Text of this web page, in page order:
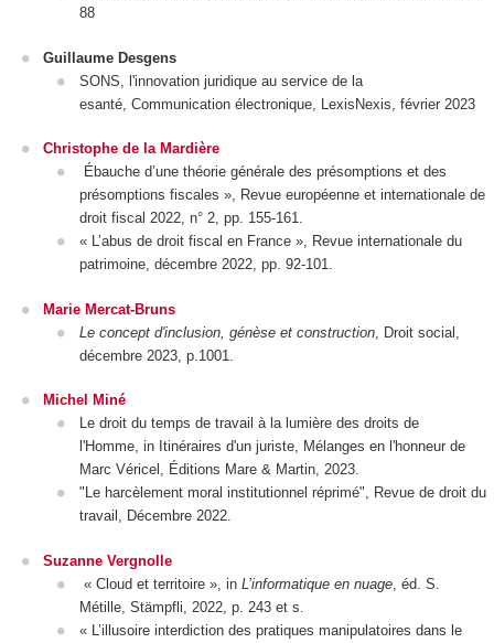
88
Guillaume Desgens
SONS, l'innovation juridique au service de la
esanté, Communication électronique, LexisNexis, février 2023
Christophe de la Mardière
Ébauche d’une théorie générale des présomptions et des
présomptions fiscales », Revue européenne et internationale de
droit fiscal 2022, n° 2, pp. 155-161.
« L’abus de droit fiscal en France », Revue internationale du
patrimoine, décembre 2022, pp. 92-101.
Marie Mercat-Bruns
Le concept d'inclusion, génèse et construction, Droit social,
décembre 2023, p.1001.
Michel Miné
Le droit du temps de travail à la lumière des droits de
l'Homme, in Itinéraires d'un juriste, Mélanges en l'honneur de
Marc Véricel , Éditions Mare & Martin, 2023.
"Le harcèlement moral institutionnel réprimé", Revue de droit du
travail , Décembre 2022.
Suzanne Vergnolle
« Cloud et territoire », in L’informatique en nuage, éd. S.
Métille, Stämpfli, 2022, p. 243 et s.
« L’illusoire interdiction des pratiques manipulatoires dans le